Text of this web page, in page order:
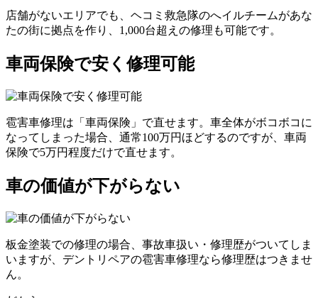
店舗がないエリアでも、ヘコミ救急隊のへイルチームがあな
たの街に拠点を作り、1,000台超えの修理も可能です。
車両保険で安く修理可能
雹害車修理は「車両保険」で直せます。車全体がボコボコに
なってしまった場合、通常100万円ほどするのですが、車両
保険で5万円程度だけで直せます。
車の価値が下がらない
板金塗装での修理の場合、事故車扱い・修理歴がついてしま
いますが、デントリペアの雹害車修理なら修理歴はつきませ
ん。